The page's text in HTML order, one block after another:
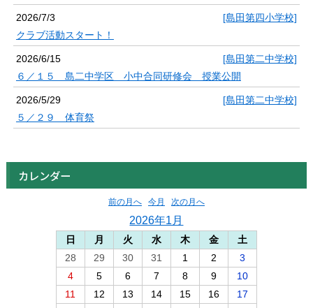
2026/7/3
[島田第四小学校]
クラブ活動スタート！
2026/6/15
[島田第二中学校]
６／１５ 島二中学区 小中合同研修会 授業公開
2026/5/29
[島田第二中学校]
５／２９ 体育祭
カレンダー
前の月へ 今月 次の月へ
2026年1月
日 月 火 水 木 金
土
28
29 30 31 1 2
3
4
5 6 7 8 9
10
11
12 13 14 15 16
17